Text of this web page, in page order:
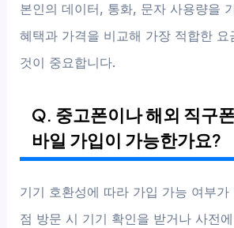
본인의 데이터, 통화, 문자 사용량을
혜택과 가격을 비교해 가장 적합한 요
것이 중요합니다.
Q. 중고폰이나 해외 직구
바일 가입이 가능한가요?
기기 호환성에 따라 가입 가능 여부가
점 방문 시 기기 확인을 받거나 사전